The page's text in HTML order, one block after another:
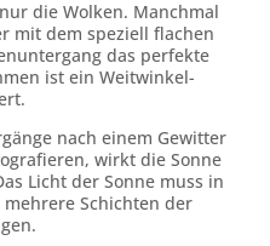
die Wolken. Manchmal
mit dem speziell flachen
das perfekte
ist ein Weitwinkel-
nach einem Gewitter
wirkt die Sonne
Licht der Sonne muss in
Schichten der